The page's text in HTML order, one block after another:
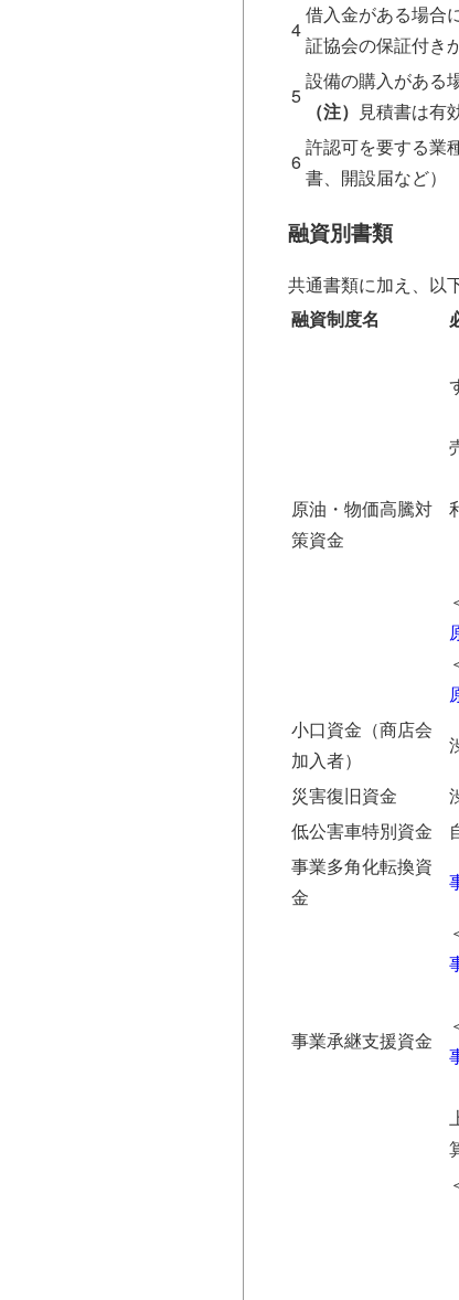
4
借入金がある場合
証協会の保証付き
5
設備の購入がある
（注） 見積書は有
6
許認可を要する業
書、開設届など）
融資別書類
共通書類に加え、以
融資制度名
原油・物価高騰対
策資金
小口資金（商店会
加入者）
災害復旧資金
低公害車特別資金
事業多角化転換資
金
事業承継支援資金